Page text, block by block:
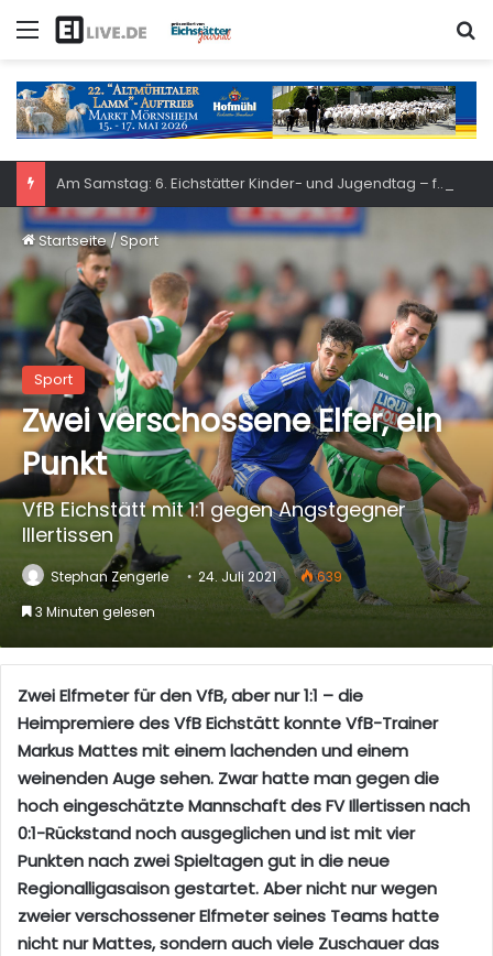
Menü
Am Samstag: 6. Eichstätter Kinder- und Jugendtag – für ganze Familie
Startseite/Sport
Sport
Zwei verschossene Elfer, ein
Punkt
VfB Eichstätt mit 1:1 gegen Angstgegner
Illertissen
Stephan Zengerle 24. Juli 2021
639
3 Minuten gelesen
Zwei Elfmeter für den VfB, aber nur 1:1 – die
Heimpremiere des VfB Eichstätt konnte VfB-Trainer
Markus Mattes mit einem lachenden und einem
weinenden Auge sehen. Zwar hatte man gegen die
hoch eingeschätzte Mannschaft des FV Illertissen nach
0:1-Rückstand noch ausgeglichen und ist mit vier
Punkten nach zwei Spieltagen gut in die neue
Regionalligasaison gestartet. Aber nicht nur wegen
zweier verschossener Elfmeter seines Teams hatte
nicht nur Mattes, sondern auch viele Zuschauer das